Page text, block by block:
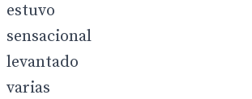
estuvo
sensacional
levantado
varias